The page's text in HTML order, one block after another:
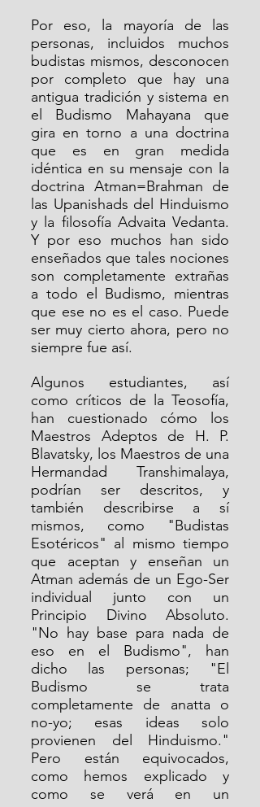
Por eso, la mayoría de las
personas, incluidos muchos
budistas mismos, desconocen
por completo que hay una
antigua tradición y sistema en
el Budismo Mahayana que
gira en torno a una doctrina
que es en gran medida
idéntica en su mensaje con la
doctrina Atman=Brahman de
las Upanishads del Hinduismo
y la filosofía Advaita Vedanta.
Y por eso muchos han sido
enseñados que tales nociones
son completamente extrañas
a todo el Budismo, mientras
que ese no es el caso. Puede
ser muy cierto ahora, pero no
siempre fue así.
Algunos estudiantes, así
como críticos de la Teosofía,
han cuestionado cómo los
Maestros Adeptos de H. P.
Blavatsky, los Maestros de una
Hermandad Transhimalaya,
podrían ser descritos, y
también describirse a sí
mismos, como "Budistas
Esotéricos" al mismo tiempo
que aceptan y enseñan un
Atman además de un Ego-Ser
individual junto con un
Principio Divino Absoluto.
"No hay base para nada de
eso en el Budismo", han
dicho las personas; "El
Budismo se trata
completamente de anatta o
no-yo; esas ideas solo
provienen del Hinduismo."
Pero están equivocados,
como hemos explicado y
como se verá en un